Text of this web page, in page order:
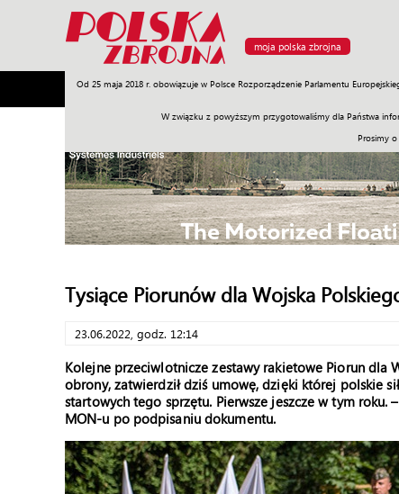
moja polska zbrojna
Od 25 maja 2018 r. obowiązuje w Polsce Rozporządzenie Parlamentu
W związku z powyższym przygotowaliśmy dla Państwa
Prosimy
Armia Poligon Sprzęt Misje Polityka Prawo
Tysiące Piorunów dla Wojska
23.06.2022, godz. 12:14
Kolejne przeciwlotnicze zestawy rakietowe Piorun dla
obrony, zatwierdził dziś umowę, dzięki której polskie
startowych tego sprzętu. Pierwsze jeszcze w tym
MON-u po podpisaniu dokumentu.